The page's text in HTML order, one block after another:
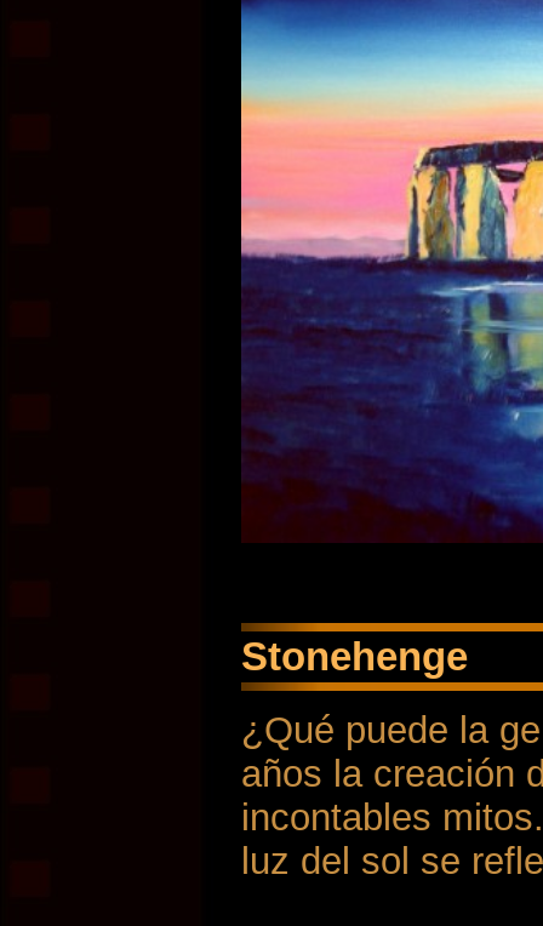
Stonehenge
¿Qué puede la
años la creación
incontables
luz del sol se